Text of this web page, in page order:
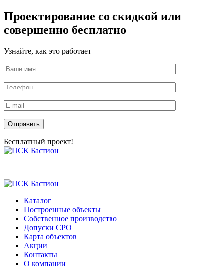
Проектирование со скидкой или
совершенно бесплатно
Узнайте, как это работает
Оставьте это поле пустым.
Бесплатный проект!
Skip
Каталог
Построенные объекты
Собственное производство
Допуски СРО
Карта объектов
Акции
Контакты
О компании